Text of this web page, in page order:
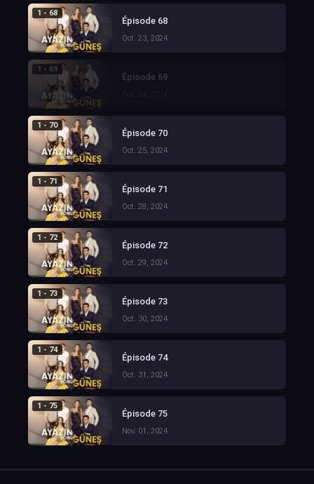
1 - 68
Épisode 68
Oct. 23, 2024
1 - 69
Épisode 69
1 - 70
Épisode 70
Oct. 25, 2024
1 - 71
Épisode 71
Oct. 28, 2024
1 - 72
Épisode 72
Oct. 29, 2024
1 - 73
Épisode 73
Oct. 30, 2024
1 - 74
Épisode 74
Oct. 31, 2024
1 - 75
Épisode 75
Nov. 01, 2024